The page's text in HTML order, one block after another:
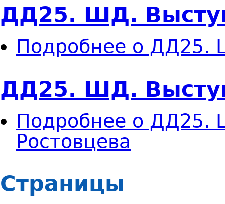
ДД25. ШД.
Подробнее о ДД25.
ДД25. ШД.
Подробнее о ДД25.
Ростовцева
Страницы